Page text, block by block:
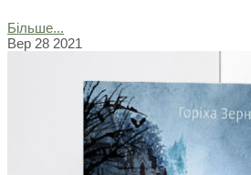
Більше...
Вер 28 2021